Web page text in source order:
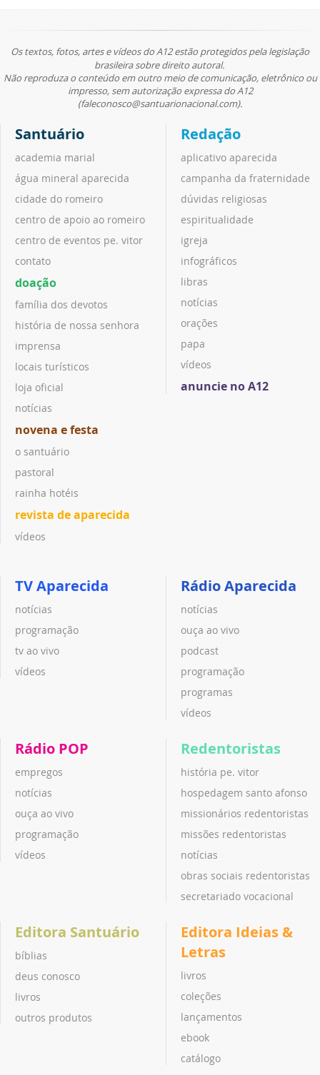
Os textos, fotos, artes e vídeos do A12 estão protegidos pela legislação
brasileira sobre direito autoral.
Não reproduza o conteúdo em outro meio de comunicação, eletrônico ou
impresso, sem autorização expressa do A12
(faleconosco@santuarionacional.com).
Santuário
academia marial
água mineral aparecida
cidade do romeiro
centro de apoio ao romeiro
centro de eventos pe. vitor
contato
doação
família dos devotos
história de nossa senhora
imprensa
locais turísticos
loja oficial
notícias
novena e festa
o santuário
pastoral
rainha hotéis
revista de aparecida
vídeos
Redação
aplicativo aparecida
campanha da fraternidade
dúvidas religiosas
espiritualidade
igreja
infográficos
libras
notícias
orações
papa
vídeos
anuncie no A12
TV Aparecida
notícias
programação
tv ao vivo
vídeos
Rádio Aparecida
notícias
ouça ao vivo
podcast
programação
programas
vídeos
Rádio POP
empregos
notícias
ouça ao vivo
programação
vídeos
Redentoristas
história pe. vitor
hospedagem santo afonso
missionários redentoristas
missões redentoristas
notícias
obras sociais redentoristas
secretariado vocacional
Editora Santuário
bíblias
deus conosco
livros
outros produtos
Editora Ideias &
Letras
livros
coleções
lançamentos
ebook
catálogo